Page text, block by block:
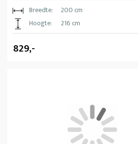
Breedte:
200 cm
Hoogte:
216 cm
829,-